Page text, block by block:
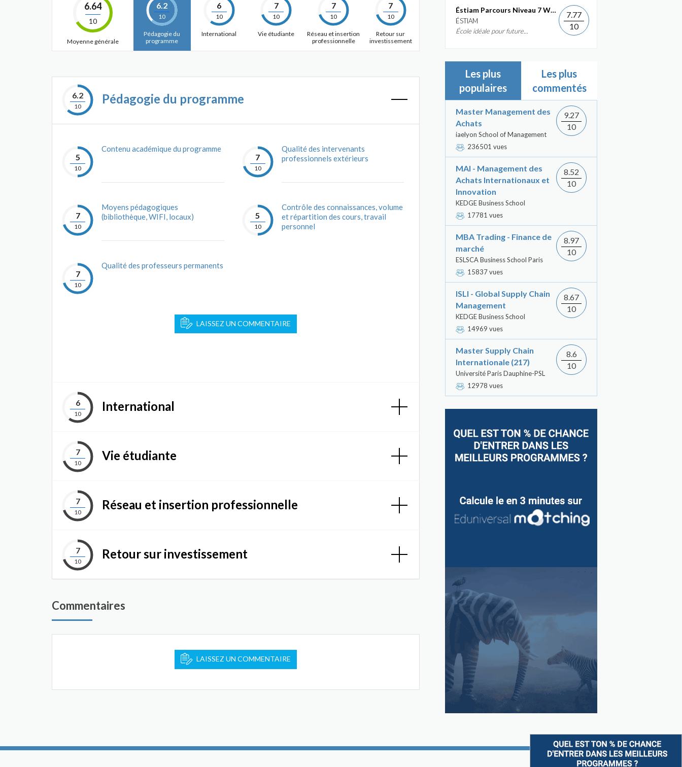
6.64
10
Moyenne générale
6.2
10
Pédagogie du
programme
6
10
International
7
10
Vie étudiante
7
10
Réseau et insertion
professionnelle
7
10
Retour sur
investissement
6.2
10
Pédagogie du programme
5
10
Contenu académique du programme
7
10
Moyens pédagogiques
(bibliothèque, WIFI, locaux)
7
10
Qualité des professeurs permanents
7
10
Qualité des intervenants
professionnels extérieurs
5
10
Contrôle des connaissances, volume
et répartition des cours, travail
personnel
LAISSEZ UN COMMENTAIRE
6
10
International
7
10
Vie étudiante
7
10
Réseau et insertion professionnelle
7
10
Retour sur investissement
Commentaires
LAISSEZ UN COMMENTAIRE
Éstiam Parcours Niveau 7 Web &...
ÉSTIAM
École idéale pour future...
7.77
10
Les plus
populaires
Les plus
commentés
Master Management des
Achats
iaelyon School of Management
236501 vues
9.27
10
MAI - Management des
Achats Internationaux et
Innovation
KEDGE Business School
17781 vues
8.52
10
MBA Trading - Finance de
marché
ESLSCA Business School Paris
15837 vues
8.97
10
ISLI - Global Supply Chain
Management
KEDGE Business School
14969 vues
8.67
10
Master Supply Chain
Internationale (217)
Université Paris Dauphine-PSL
12978 vues
8.6
10